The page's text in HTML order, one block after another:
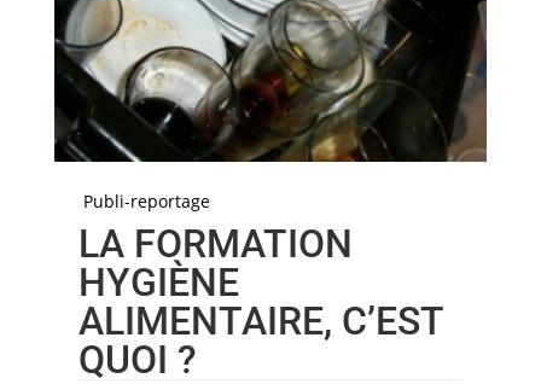
Publi-reportage
LA FORMATION
HYGIÈNE
ALIMENTAIRE, C’EST
QUOI ?